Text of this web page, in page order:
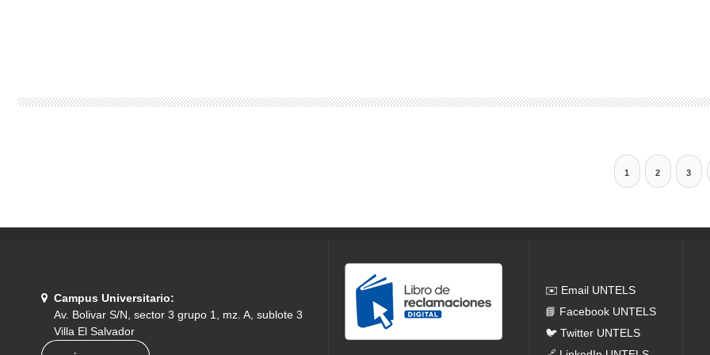
1 2 3
Campus Universitario:
Av. Bolivar S/N, sector 3 grupo 1, mz. A, sublote 3
Villa El Salvador
✉️ Email UNTELS
📘 Facebook UNTELS
🐦 Twitter UNTELS